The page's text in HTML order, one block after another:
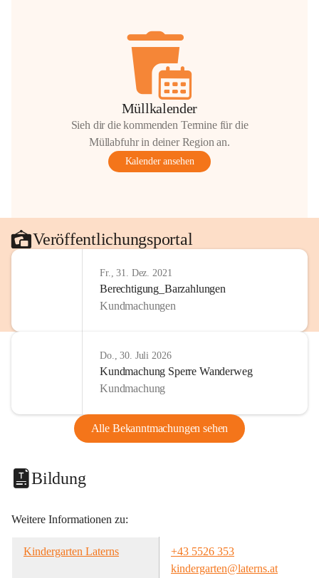
Müllkalender
Sieh dir die kommenden Termine für die
Müllabfuhr in deiner Region an.
Kalender ansehen
Veröffentlichungsportal
Fr., 31. Dez. 2021
Berechtigung_Barzahlungen
Kundmachungen
Do., 30. Juli 2026
Kundmachung Sperre Wanderweg
Kundmachung
Alle Bekanntmachungen sehen
Bildung
Weitere Informationen zu:
Kindergarten Laterns
+43 5526 353
kindergarten@laterns.at